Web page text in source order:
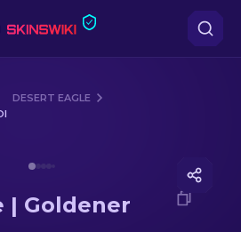
DESERT EAGLE
| Goldener